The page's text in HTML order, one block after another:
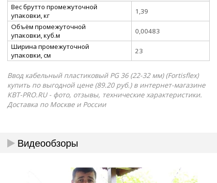
Вес брутто промежуточной
упаковки, кг
1,39
Объём промежуточной
упаковки, куб.м
0,00483
Ширина промежуточной
упаковки, см
23
Ввод кабельный пластиковый PG 36 (22-32 мм) (Fortisflex)
купить по выгодной цене (89.20 руб.) в интернет-магазине
КВТ-PRO.RU - фото, отзывы, технические характеристики.
Доставка по Москве и России
Видеообзоры